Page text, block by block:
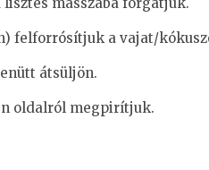
masszába forgatjuk.
felforrósítjuk a vajat/
átsüljön.
oldalról megpirítjuk.